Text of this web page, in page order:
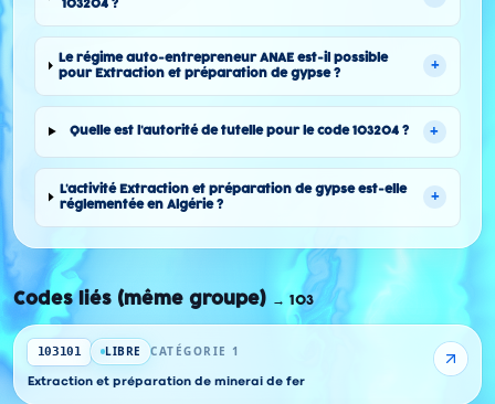
103204 ?
Le régime auto-entrepreneur ANAE est-il possible
pour Extraction et préparation de gypse ?
+
Quelle est l'autorité de tutelle pour le code 103204 ? +
L'activité Extraction et préparation de gypse est-elle
réglementée en Algérie ?
+
Codes liés (même groupe) → 103
103101 LIBRE CATÉGORIE 1
Extraction et préparation de minerai de fer